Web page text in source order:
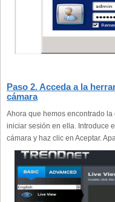
Paso 2. Acceda a la
cámara
Ahora que hemos encontrado
iniciar sesión en ella. Introduce
cámara y haz clic en Aceptar.